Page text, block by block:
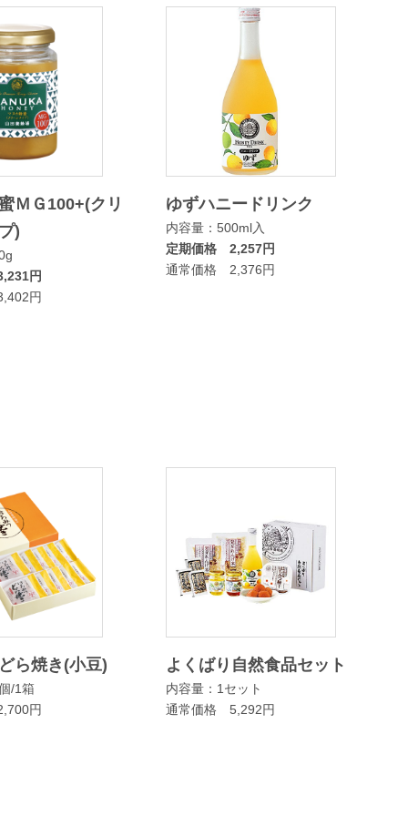
ＭＧ100+(クリ
)
円
円
ゆずハニードリンク
内容量：500ml入
定期価格 2,257円
通常価格 2,376円
ら焼き(小豆)
/1箱
円
よくばり自然食品セット
内容量：1セット
通常価格 5,292円